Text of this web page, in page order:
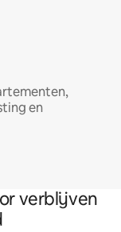
en
verblijven